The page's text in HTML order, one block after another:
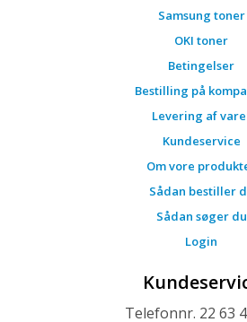
Samsung toner
OKI toner
Betingelser
Bestilling på
Levering af
Kundeservice
Om vore
Sådan bestiller
Sådan søger du
Login
Telefonnr. 22 63